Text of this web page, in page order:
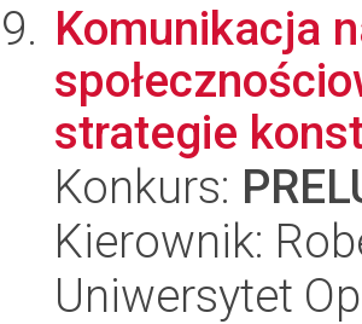
Komunikacja
strategie
Konkurs:
Kierownik:
Uniwersytet